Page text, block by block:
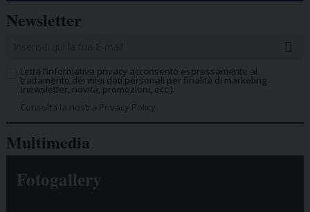
Newsletter
Letta l’informativa privacy acconsento espressamente al
trattamento dei miei dati personali per finalità di marketing
(newsletter, novità, promozioni, ecc.).
Consulta la nostra Privacy Policy.
Multimedia
Fotogallery